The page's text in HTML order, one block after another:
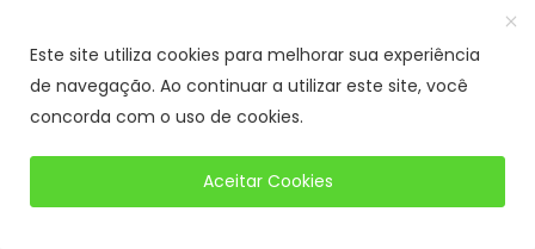
Este site utiliza cookies para melhorar sua experiência
de navegação. Ao continuar a utilizar este site, você
concorda com o uso de cookies.
Aceitar Cookies